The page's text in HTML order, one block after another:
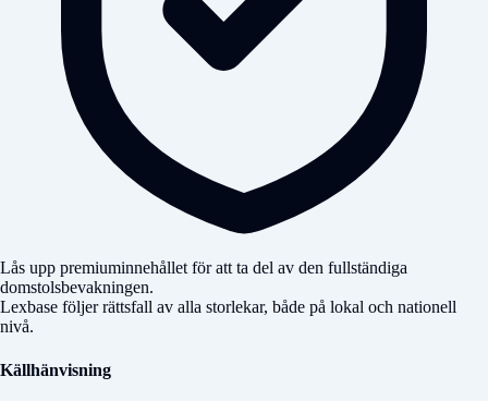
Lås upp premiuminnehållet för att ta del av den fullständiga
domstolsbevakningen.
Lexbase följer rättsfall av alla storlekar, både på lokal och nationell
nivå.
Källhänvisning